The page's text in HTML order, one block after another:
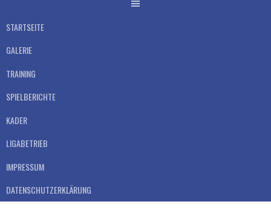
STARTSEITE
GALERIE
TRAINING
SPIELBERICHTE
KADER
LIGABETRIEB
IMPRESSUM
DATENSCHUTZERKLÄRUNG